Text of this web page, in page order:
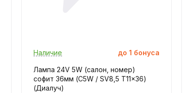
Наличие до 1 бонуса
Лампа 24V 5W (салон, номер)
софит 36мм (C5W / SV8,5 T11x36)
(Диалуч)